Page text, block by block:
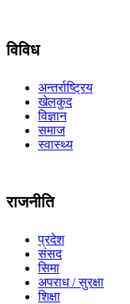
विविध
अन्तर्राष्ट्रिय
खेलकुद
विज्ञान
समाज
स्वास्थ्य
राजनीति
प्रदेश
संसद
सिमा
अपराध / सुरक्षा
शिक्षा